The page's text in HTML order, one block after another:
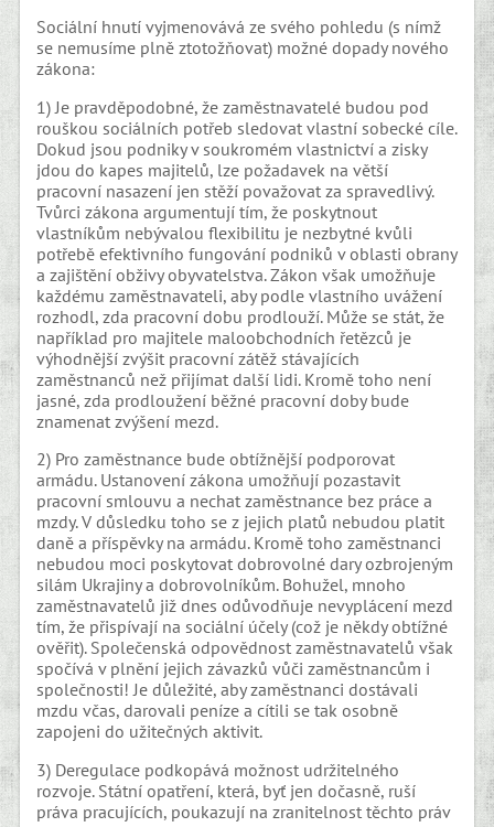
Sociální hnutí vyjmenovává ze svého pohledu (s nímž
se nemusíme plně ztotožňovat) možné dopady nového
zákona:
1) Je pravděpodobné, že zaměstnavatelé budou pod
rouškou sociálních potřeb sledovat vlastní sobecké cíle.
Dokud jsou podniky v soukromém vlastnictví a zisky
jdou do kapes majitelů, lze požadavek na větší
pracovní nasazení jen stěží považovat za spravedlivý.
Tvůrci zákona argumentují tím, že poskytnout
vlastníkům nebývalou flexibilitu je nezbytné kvůli
potřebě efektivního fungování podniků v oblasti obrany
a zajištění obživy obyvatelstva. Zákon však umožňuje
každému zaměstnavateli, aby podle vlastního uvážení
rozhodl, zda pracovní dobu prodlouží. Může se stát, že
například pro majitele maloobchodních řetězců je
výhodnější zvýšit pracovní zátěž stávajících
zaměstnanců než přijímat další lidi. Kromě toho není
jasné, zda prodloužení běžné pracovní doby bude
znamenat zvýšení mezd.
2) Pro zaměstnance bude obtížnější podporovat
armádu. Ustanovení zákona umožňují pozastavit
pracovní smlouvu a nechat zaměstnance bez práce a
mzdy. V důsledku toho se z jejich platů nebudou platit
daně a příspěvky na armádu. Kromě toho zaměstnanci
nebudou moci poskytovat dobrovolné dary ozbrojeným
silám Ukrajiny a dobrovolníkům. Bohužel, mnoho
zaměstnavatelů již dnes odůvodňuje nevyplácení mezd
tím, že přispívají na sociální účely (což je někdy obtížné
ověřit). Společenská odpovědnost zaměstnavatelů však
spočívá v plnění jejich závazků vůči zaměstnancům i
společnosti! Je důležité, aby zaměstnanci dostávali
mzdu včas, darovali peníze a cítili se tak osobně
zapojeni do užitečných aktivit.
3) Deregulace podkopává možnost udržitelného
rozvoje. Státní opatření, která, byť jen dočasně, ruší
práva pracujících, poukazují na zranitelnost těchto práv